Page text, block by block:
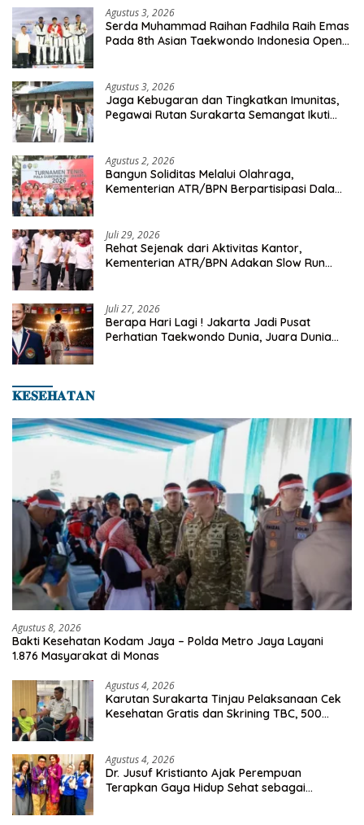
Agustus 3, 2026
Serda Muhammad Raihan Fadhila Raih Emas
Pada 8th Asian Taekwondo Indonesia Open
Agustus 3, 2026
Jaga Kebugaran dan Tingkatkan Imunitas,
Pegawai Rutan Surakarta Semangat Ikuti
Agustus 2, 2026
Bangun Soliditas Melalui Olahraga,
Kementerian ATR/BPN Berpartisipasi Dalam
Juli 29, 2026
Rehat Sejenak dari Aktivitas Kantor,
Kementerian ATR/BPN Adakan Slow Run
Juli 27, 2026
Berapa Hari Lagi ! Jakarta Jadi Pusat
Perhatian Taekwondo Dunia, Juara Dunia
𝐊𝐄𝐒𝐄𝐇𝐀𝐓𝐀𝐍
Agustus 8, 2026
Bakti Kesehatan Kodam Jaya – Polda Metro Jaya Layani
1.876 Masyarakat di Monas
Agustus 4, 2026
Karutan Surakarta Tinjau Pelaksanaan Cek
Kesehatan Gratis dan Skrining TBC, 500
Agustus 4, 2026
Dr. Jusuf Kristianto Ajak Perempuan
Terapkan Gaya Hidup Sehat sebagai